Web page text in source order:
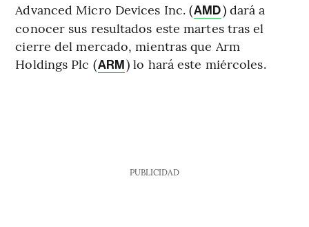
Advanced Micro Devices Inc. (AMD) dará a
conocer sus resultados este martes tras el
cierre del mercado, mientras que Arm
Holdings Plc (ARM) lo hará este miércoles.
PUBLICIDAD